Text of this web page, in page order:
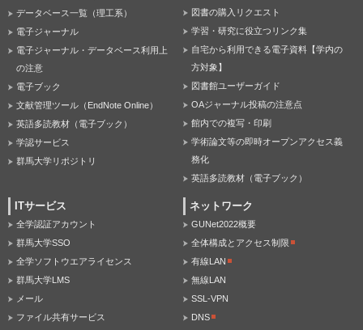
データベース一覧（理工系）
電子ジャーナル
電子ジャーナル・データベース利用上
の注意
電子ブック
文献管理ツール（EndNote Online）
英語多読教材（電子ブック）
学認サービス
群馬大学リポジトリ
図書の購入リクエスト
学習・研究に役立つリンク集
自宅から利用できる電子資料【学内の
方対象】
図書館ユーザーガイド
OAジャーナル投稿の注意点
館内での複写・印刷
学術論文等の即時オープンアクセス義
務化
英語多読教材（電子ブック）
ITサービス
全学認証アカウント
群馬大学SSO
全学ソフトウエアライセンス
群馬大学LMS
メール
ファイル共有サービス
ネットワーク
GUNet2022概要
全体構成とアクセス制限
有線LAN
無線LAN
SSL-VPN
DNS